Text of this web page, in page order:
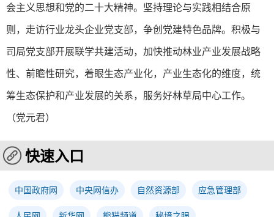
会主义思想和党的二十大精神。坚持理论与实践相结合原
则，走访行业龙头企业党支部，争创党建特色品牌。积极与
司局党支部开展联学共建活动，加快推动林业产业发展战略
性、前瞻性研究，着眼生态产业化，产业生态化的维度，统
筹生态保护和产业发展的关系，服务好林草局中心工作。
（党元君）
快速入口
中国政府网 中央网信办 自然资源部 应急管理部